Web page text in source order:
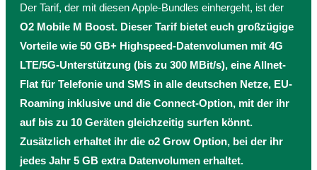
Der Tarif, der mit diesen Apple-Bundles einhergeht, ist der
O2 Mobile M Boost. Dieser Tarif bietet euch großzügige
Vorteile wie 50 GB+ Highspeed-Datenvolumen mit 4G
LTE/5G-Unterstützung (bis zu 300 MBit/s), eine Allnet-
Flat für Telefonie und SMS in alle deutschen Netze, EU-
Roaming inklusive und die Connect-Option, mit der ihr
auf bis zu 10 Geräten gleichzeitig surfen könnt.
Zusätzlich erhaltet ihr die o2 Grow Option, bei der ihr
jedes Jahr 5 GB extra Datenvolumen erhaltet.